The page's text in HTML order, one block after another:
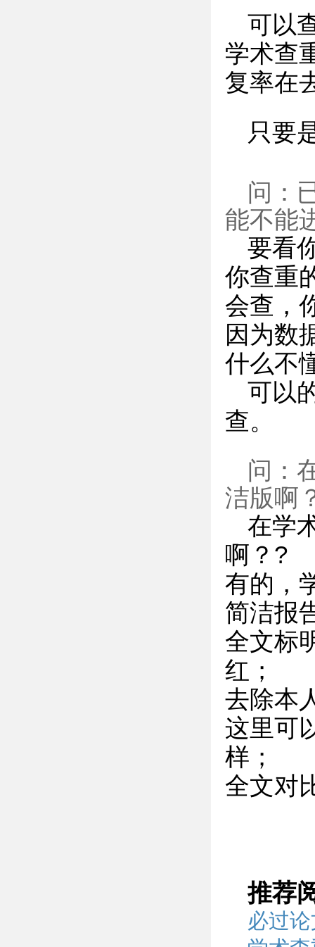
可以
学术查
复率在
只要
问：
能不能
要看
你查重
会查，
因为数
什么不
可以
查。
问：
洁版啊
在学
啊？?
有的，
简洁报
全文标
红；
去除本
这里可
样；
全文对
推荐
必过